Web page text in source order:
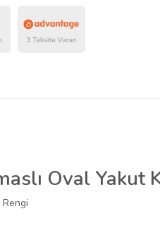
Oval Yakut